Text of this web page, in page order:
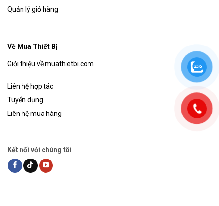
Quản lý giỏ hàng
Về Mua Thiết Bị
Giới thiệu về muathietbi.com
Liên hệ hợp tác
Tuyển dụng
Liên hệ mua hàng
Kết nối với chúng tôi